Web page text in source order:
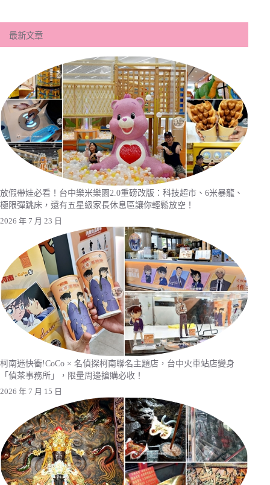
最新文章
放假帶娃必看！台中樂米樂園2.0重磅改版：科技超市、6米暴龍、
極限彈跳床，還有五星級家長休息區讓你輕鬆放空！
2026 年 7 月 23 日
柯南迷快衝!CoCo × 名偵探柯南聯名主題店，台中火車站店變身
「偵茶事務所」，限量周邊搶購必收！
2026 年 7 月 15 日